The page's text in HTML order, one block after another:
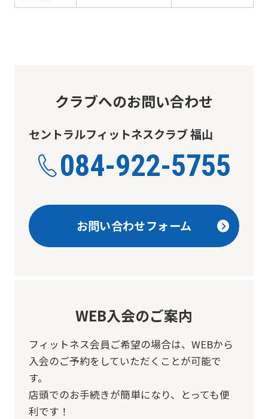
クラブへのお問い合わせ
セントラルフィットネスクラブ 福山
084-922-5755
お問い合わせフォーム
WEB入会のご案内
フィットネス会員ご希望の場合は、 WEBから
入会のご予約をしていただくことが可能で
す。
店頭でのお手続きが簡単になり、とっても便
利です！
so
an
translation.
The
translation
from
the
We
that
you
fully